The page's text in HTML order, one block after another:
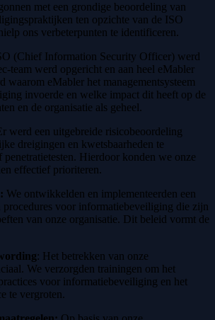
met een grondige beoordeling van
ten opzichte van de ISO
ons verbeterpunten te identificeren.
(Chief Information Security Officer) werd
team werd opgericht en aan heel eMabler
waarom eMabler het managementsysteem
invoerde en welke impact dit heeft op de
en de organisatie als geheel.
werd een uitgebreide risicobeoordeling
dreigingen en kwetsbaarheden te
Hierdoor konden we onze
effectief prioriteren.
We ontwikkelden en implementeerden een
procedures voor informatiebeveiliging die zijn
van onze organisatie. Dit beleid vormt de
: Het betrekken van onze
We verzorgden trainingen om het
voor informatiebeveiliging en het
te vergroten.